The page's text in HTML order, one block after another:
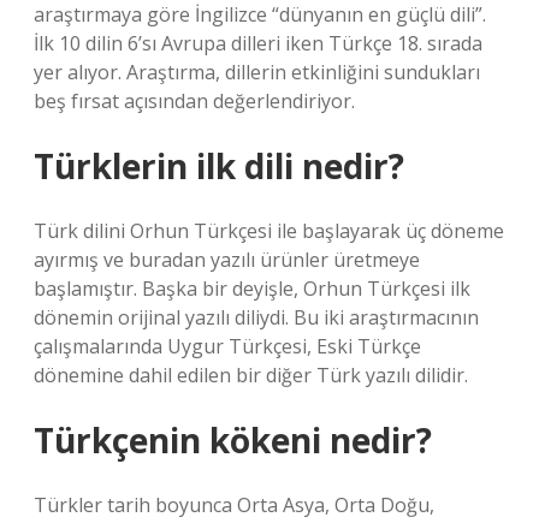
araştırmaya göre İngilizce “dünyanın en güçlü dili”.
İlk 10 dilin 6’sı Avrupa dilleri iken Türkçe 18. sırada
yer alıyor. Araştırma, dillerin etkinliğini sundukları
beş fırsat açısından değerlendiriyor.
Türklerin ilk dili nedir?
Türk dilini Orhun Türkçesi ile başlayarak üç döneme
ayırmış ve buradan yazılı ürünler üretmeye
başlamıştır. Başka bir deyişle, Orhun Türkçesi ilk
dönemin orijinal yazılı diliydi. Bu iki araştırmacının
çalışmalarında Uygur Türkçesi, Eski Türkçe
dönemine dahil edilen bir diğer Türk yazılı dilidir.
Türkçenin kökeni nedir?
Türkler tarih boyunca Orta Asya, Orta Doğu,